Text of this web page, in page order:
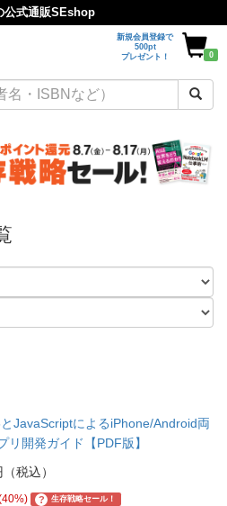
公式通販SEshop
新規会員登録で
500pt
プレゼント！
0
JavaScriptによるiPhone/Android両
リ開発ガイド【PDF版】
税込）
? 生存戦略セール！